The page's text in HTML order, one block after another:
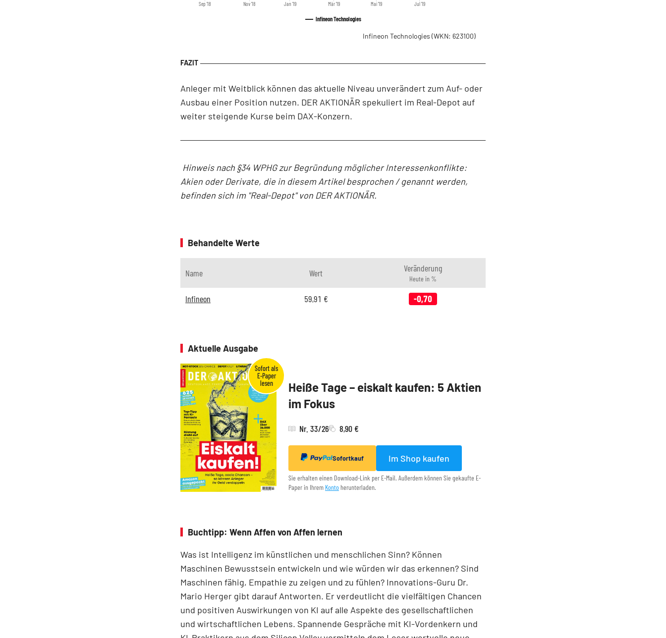
Infineon Technologies
Sep '18 Nov '18 Jan '19 Mär '19 Mai '19 Jul '19
Infineon Technologies (WKN: 623100)
Anleger mit Weitblick können das aktuelle Niveau unverändert zum Auf- oder
Ausbau einer Position nutzen. DER AKTIONÄR spekuliert im Real-Depot auf
weiter steigende Kurse beim DAX-Konzern.
Hinweis nach §34 WPHG zur Begründung möglicher Interessenkonflikte:
Akien oder Derivate, die in diesem Artikel besprochen / genannt werden,
befinden sich im "Real-Depot" von DER AKTIONÄR.
Behandelte Werte
Name Wert Veränderung
Heute in %
Infineon 59,91 € -0,70
Aktuelle Ausgabe
Heiße Tage – eiskalt kaufen: 5 Aktien
im Fokus
Nr. 33/26 8,90 €
Sofortkauf Im Shop kaufen
Sie erhalten einen Download-Link per E-Mail. Außerdem können Sie gekaufte E-
Paper in Ihrem Konto herunterladen.
Buchtipp: Wenn Affen von Affen lernen
Was ist Intelligenz im künstlichen und menschlichen Sinn? Können
Maschinen Bewusstsein entwickeln und wie würden wir das erkennen? Sind
Maschinen fähig, Empathie zu zeigen und zu fühlen? Innovations-Guru Dr.
Mario Herger gibt darauf Antworten. Er verdeutlicht die viel­fältigen Chancen
und positiven Auswirkungen von KI auf alle Aspekte des gesellschaftlichen
und wirtschaftlichen Lebens. Spannende Gespräche mit KI-Vordenkern und